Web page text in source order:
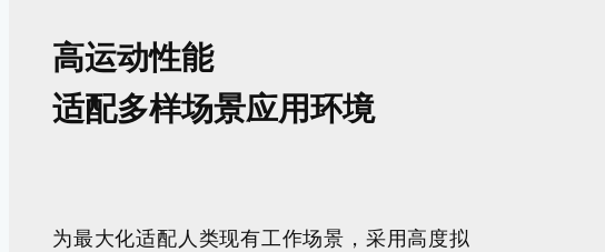
高运动性能
适配多样场景应用环境
为最大化适配人类现有工作场景，采用高度拟